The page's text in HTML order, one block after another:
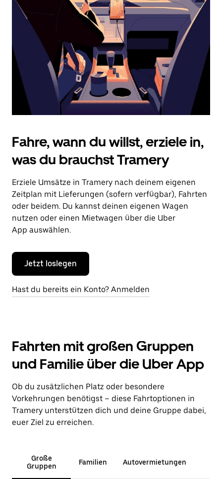
Drücke
die
Escape-
Taste,
den
Kalender
zu
schließen.
Fahre, wann du willst, erziele in,
was du brauchst Tramery
Erziele Umsätze in Tramery nach deinem eigenen
Zeitplan mit Lieferungen (sofern verfügbar), Fahrten
oder beidem. Du kannst deinen eigenen Wagen
nutzen oder einen Mietwagen über die Uber
App auswählen.
Jetzt loslegen
Hast du bereits ein Konto? Anmelden
Fahrten mit großen Gruppen
und Familie über die Uber App
Ob du zusätzlichen Platz oder besondere
Vorkehrungen benötigst – diese Fahrtoptionen in
Tramery unterstützen dich und deine Gruppe dabei,
euer Ziel zu erreichen.
Große
Gruppen
Familien Autovermietungen